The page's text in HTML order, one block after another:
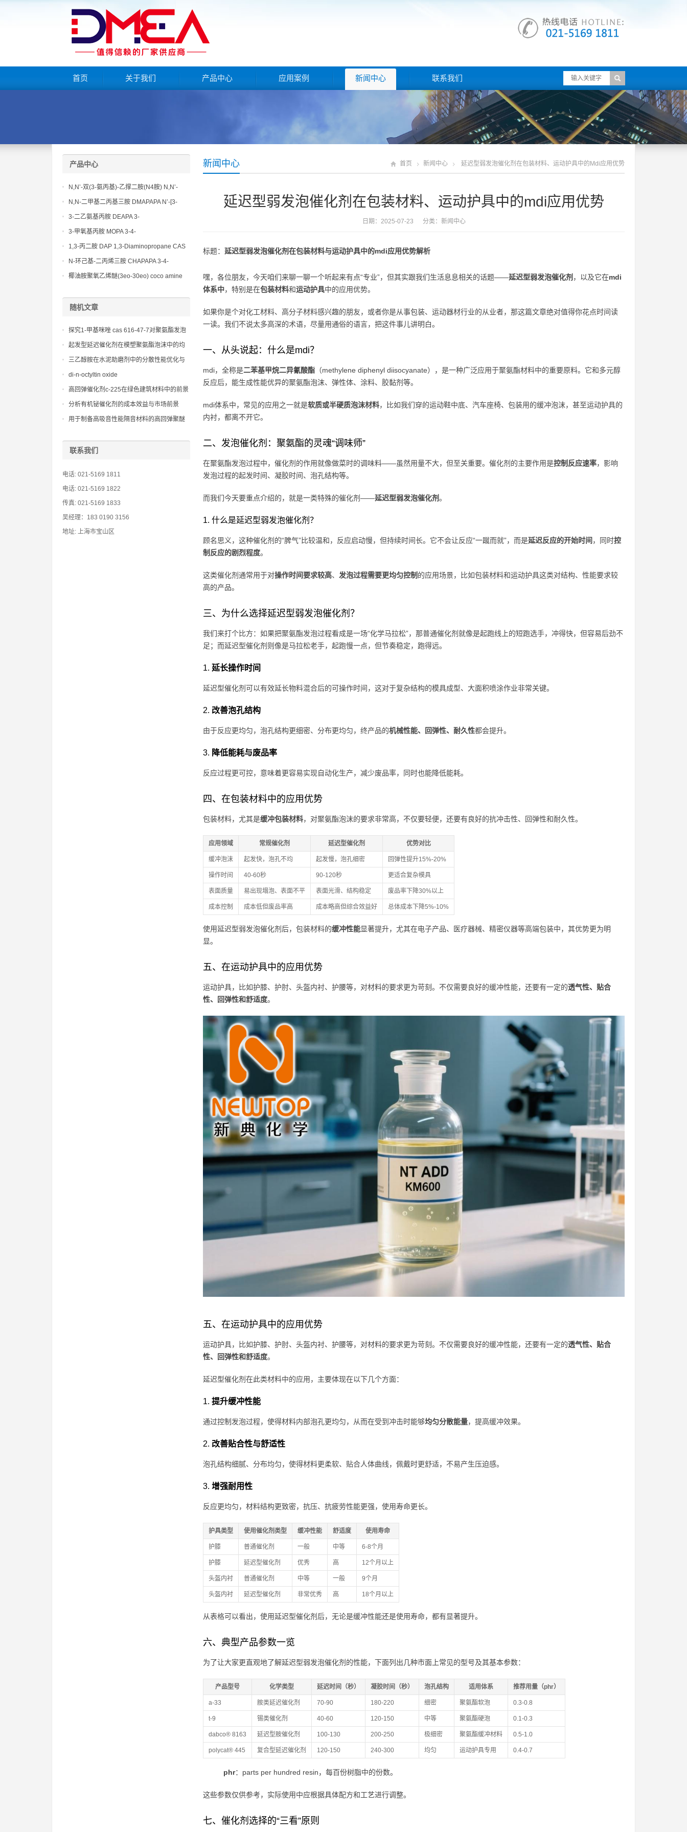
首页 关于我们 产品中心 应用案例 新闻中心 联系我们
新闻中心 首页 新闻中心 延迟型弱发泡催化剂在包装材料、运动护具中的mdi应用优势
延迟型弱发泡催化剂在包装材料、运动护具中的mdi应用优势
日期：2025-07-23 分类： 新闻中心
标题： 延迟型弱发泡催化剂在包装材料与运动护具中的mdi应用优势解析
嘿，各位朋友，今天咱们来聊一聊一个听起来有点“专业”，但其实跟我们生活息息相关的话题——延迟型弱发泡催化剂 ，以及它在mdi
体系中，特别是在包装材料和运动护具中的应用优势。
如果你是个对化工材料、高分子材料感兴趣的朋友，或者你是从事包装、运动器材行业的从业者，那这篇文章绝对值得你花点时间读
一读。我们不说太多高深的术语，尽量用通俗的语言，把这件事儿讲明白。
一、从头说起：什么是mdi？
mdi，全称是二苯基甲烷二异氰酸酯 （methylene diphenyl diisocyanate），是一种广泛应用于聚氨酯材料中的重要原料。它和多元醇
反应后，能生成性能优异的聚氨酯泡沫、弹性体、涂料、胶黏剂等。
mdi体系中，常见的应用之一就是软质或半硬质泡沫材料，比如我们穿的运动鞋中底、汽车座椅、包装用的缓冲泡沫，甚至运动护具的
内衬，都离不开它。
二、发泡催化剂：聚氨酯的灵魂“调味师”
在聚氨酯发泡过程中，催化剂的作用就像做菜时的调味料——虽然用量不大，但至关重要。催化剂的主要作用是控制反应速率，影响
发泡过程的起发时间、凝胶时间、泡孔结构等。
而我们今天要重点介绍的，就是一类特殊的催化剂——延迟型弱发泡催化剂。
1. 什么是延迟型弱发泡催化剂？
顾名思义，这种催化剂的“脾气”比较温和，反应启动慢，但持续时间长。它不会让反应“一蹴而就”，而是延迟反应的开始时间 ，同时控
制反应的剧烈程度。
这类催化剂通常用于对操作时间要求较高、 发泡过程需要更均匀控制 的应用场景，比如包装材料和运动护具这类对结构、性能要求较
高的产品。
三、为什么选择延迟型弱发泡催化剂？
我们来打个比方：如果把聚氨酯发泡过程看成是一场“化学马拉松”，那普通催化剂就像是起跑线上的短跑选手，冲得快，但容易后劲不
足；而延迟型催化剂则像是马拉松老手，起跑慢一点，但节奏稳定，跑得远。
1. 延长操作时间
延迟型催化剂可以有效延长物料混合后的可操作时间，这对于复杂结构的模具成型、大面积喷涂作业非常关键。
2. 改善泡孔结构
由于反应更均匀，泡孔结构更细密、分布更均匀，终产品的机械性能、回弹性、耐久性都会提升。
3. 降低能耗与废品率
反应过程更可控，意味着更容易实现自动化生产，减少废品率，同时也能降低能耗。
四、在包装材料中的应用优势
包装材料，尤其是缓冲包装材料，对聚氨酯泡沫的要求非常高，不仅要轻便，还要有良好的抗冲击性、回弹性和耐久性。
应用领域 常规催化剂 延迟型催化剂 优势对比
缓冲泡沫 起发快，泡孔不均 起发慢，泡孔细密 回弹性提升15%-20%
操作时间 40-60秒 90-120秒 更适合复杂模具
表面质量 易出现塌泡、表面不平 表面光滑、结构稳定 废品率下降30%以上
成本控制 成本低但废品率高 成本略高但综合效益好 总体成本下降5%-10%
使用延迟型弱发泡催化剂后，包装材料的缓冲性能显著提升，尤其在电子产品、医疗器械、精密仪器等高端包装中，其优势更为明
显。
五、在运动护具中的应用优势
运动护具，比如护膝、护肘、头盔内衬、护腰等，对材料的要求更为苛刻。不仅需要良好的缓冲性能，还要有一定的透气性、贴合
性、回弹性和舒适度。
五、在运动护具中的应用优势
运动护具，比如护膝、护肘、头盔内衬、护腰等，对材料的要求更为苛刻。不仅需要良好的缓冲性能，还要有一定的透气性、贴合
性、回弹性和舒适度。
延迟型催化剂在此类材料中的应用，主要体现在以下几个方面：
1. 提升缓冲性能
通过控制发泡过程，使得材料内部泡孔更均匀，从而在受到冲击时能够均匀分散能量，提高缓冲效果。
2. 改善贴合性与舒适性
泡孔结构细腻、分布均匀，使得材料更柔软、贴合人体曲线，佩戴时更舒适，不易产生压迫感。
3. 增强耐用性
反应更均匀，材料结构更致密，抗压、抗疲劳性能更强，使用寿命更长。
护具类型 使用催化剂类型 缓冲性能 舒适度 使用寿命
护膝 普通催化剂 一般 中等 6-8个月
护膝 延迟型催化剂 优秀 高 12个月以上
头盔内衬 普通催化剂 中等 一般 9个月
头盔内衬 延迟型催化剂 非常优秀 高 18个月以上
从表格可以看出，使用延迟型催化剂后，无论是缓冲性能还是使用寿命，都有显著提升。
六、典型产品参数一览
为了让大家更直观地了解延迟型弱发泡催化剂的性能，下面列出几种市面上常见的型号及其基本参数：
产品型号 化学类型 延迟时间（秒） 凝胶时间（秒） 泡孔结构 适用体系 推荐用量（phr）
a-33 胺类延迟催化剂 70-90 180-220 细密 聚氨酯软泡 0.3-0.8
t-9 锡类催化剂 40-60 120-150 中等 聚氨酯硬泡 0.1-0.3
dabco® 8163 延迟型胺催化剂 100-130 200-250 极细密 聚氨酯缓冲材料 0.5-1.0
polycat® 445 复合型延迟催化剂 120-150 240-300 均匀 运动护具专用 0.4-0.7
phr：parts per hundred resin，每百份树脂中的份数。
这些参数仅供参考，实际使用中应根据具体配方和工艺进行调整。
七、催化剂选择的“三看”原则
产品中心
N,N’-双(3-氨丙基)-乙撑二胺(N4胺) N,N’-
Bis(3-aminopropyl)-ethylenediamine CAS
No10563-26-5
N,N-二甲基二丙基三胺 DMAPAPA N’-[3-
(dimethylamino)propyllpropane-1,3-
diamine CAS No10563-29-8
3-二乙氨基丙胺 DEAPA 3-
(Diethylamino)propylamine CAS No 104-
3-甲氧基丙胺 MOPA 3-4-
Methoxypropylamine CAS No 5332-73-0
1,3-丙二胺 DAP 1,3-Diaminopropane CAS
No 109-76-2
N-环己基-二丙烯三胺 CHAPAPA 3-4-
Methoxypropylamine CAS No:5332-73-0
椰油胺聚氧乙烯醚(3eo-30eo) coco amine
随机文章
探究1-甲基咪唑 cas 616-47-7对聚氨酯发泡
与凝胶反应的平衡调控作用
起发型延迟催化剂在模塑聚氨酯泡沫中的均
匀发泡
三乙醇胺在水泥助磨剂中的分散性能优化与
应用研究
di-n-octyltin oxide
高回弹催化剂c-225在绿色建筑材料中的前景
展望与应用实例
分析有机铋催化剂的成本效益与市场前景
用于制备高吸音性能隔音材料的高回弹聚醚
联系我们
电话: 021-5169 1811
电话: 021-5169 1822
传真: 021-5169 1833
吴经理：183 0190 3156
地址: 上海市宝山区